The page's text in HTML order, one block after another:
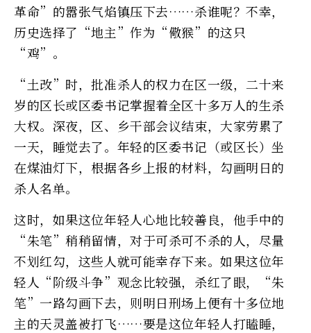
革命”的嚣张气焰镇压下去……杀谁呢？不幸，
历史选择了“地主”作为“儆猴”的这只
“鸡”。
“土改”时，批准杀人的权力在区一级，二十来
岁的区长或区委书记掌握着全区十多万人的生杀
大权。深夜，区、乡干部会议结束，大家劳累了
一天，睡觉去了。年轻的区委书记（或区长）坐
在煤油灯下，根据各乡上报的材料，勾画明日的
杀人名单。
这时，如果这位年轻人心地比较善良，他手中的
“朱笔”稍稍留情，对于可杀可不杀的人，尽量
不划红勾，这些人就可能幸存下来。如果这位年
轻人“阶级斗争”观念比较强，杀红了眼，“朱
笔”一路勾画下去，则明日刑场上便有十多位地
主的天灵盖被打飞……要是这位年轻人打瞌睡，